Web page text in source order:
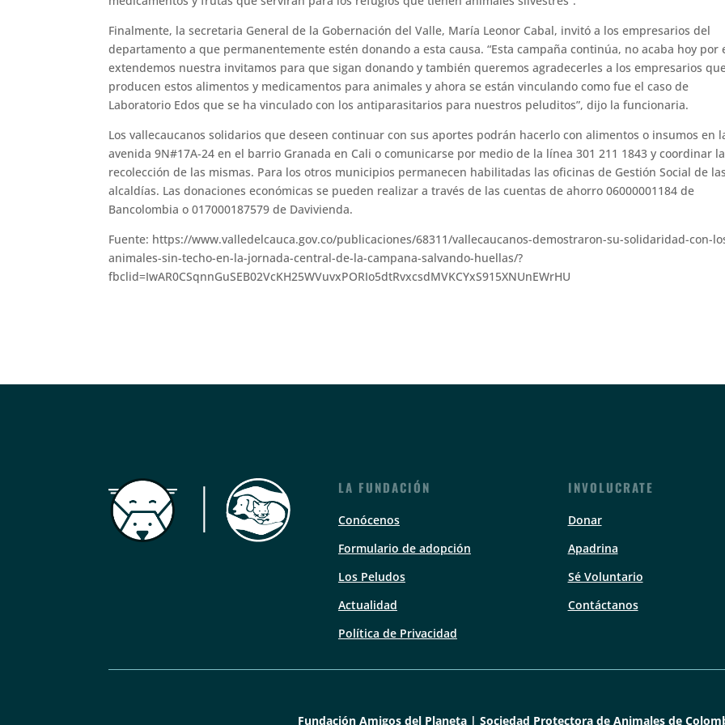
Finalmente, la secretaria General de la Gobernación del Valle, María Leonor Cabal, invitó a los empresarios del
departamento a que permanentemente estén donando a esta causa. “Esta campaña continúa, no acaba hoy por
extendemos nuestra invitamos para que sigan donando y también queremos agradecerles a los empresarios
producen estos alimentos y medicamentos para animales y ahora se están vinculando como fue el caso de
Laboratorio Edos que se ha vinculado con los antiparasitarios para nuestros peluditos”, dijo la funcionaria.
Los vallecaucanos solidarios que deseen continuar con sus aportes podrán hacerlo con alimentos o insumos en
avenida 9N#17A-24 en el barrio Granada en Cali o comunicarse por medio de la línea 301 211 1843 y coordinar la
recolección de las mismas. Para los otros municipios permanecen habilitadas las oficinas de Gestión Social de las
alcaldías. Las donaciones económicas se pueden realizar a través de las cuentas de ahorro 06000001184 de
Bancolombia o 017000187579 de Davivienda.
Fuente: https://www.valledelcauca.gov.co/publicaciones/68311/vallecaucanos-demostraron-su-solidaridad-con-
animales-sin-techo-en-la-jornada-central-de-la-campana-salvando-huellas/?
fbclid=IwAR0CSqnnGuSEB02VcKH25WVuvxPORIo5dtRvxcsdMVKCYxS915XNUnEWrHU
LA FUNDACIÓN
Conócenos
Formulario de adopción
Los Peludos
Actualidad
Política de Privacidad
INVOLUCRATE
Donar
Apadrina
Sé Voluntario
Contáctanos
Fundación Amigos del Planeta | Sociedad Protectora de Animales de